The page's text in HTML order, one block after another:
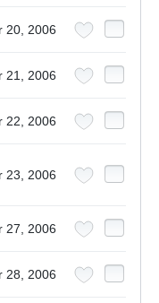
20, 2006
21, 2006
22, 2006
23, 2006
27, 2006
28, 2006